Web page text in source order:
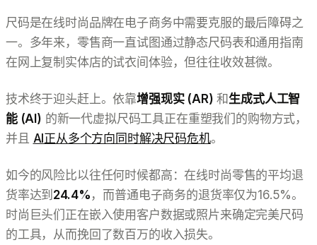
尺码是在线时尚品牌在电子商务中需要克服的最后障碍之
一。多年来，零售商一直试图通过静态尺码表和通用指南
在网上复制实体店的试衣间体验，但往往收效甚微。
技术终于迎头赶上。依靠增强现实 (AR) 和生成式人工智
能 (AI) 的新一代虚拟尺码工具正在重塑我们的购物方式，
并且 AI正从多个方向同时解决尺码危机。
如今的风险比以往任何时候都高：在线时尚零售的平均退
货率达到 24.4% ，而普通电子商务的退货率仅为16.5%。
时尚巨头们正在嵌入使用客户数据或照片来确定完美尺码
的工具，从而挽回了数百万的收入损失。